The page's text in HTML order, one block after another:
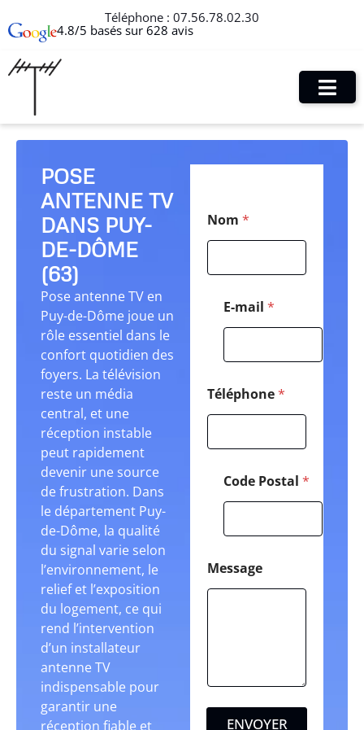
Téléphone : 07.56.78.02.30
4.8/5 basés sur 628 avis
POSE
ANTENNE TV
DANS PUY-
DE-DÔME
(63)
Pose antenne TV en
Puy-de-Dôme joue un
rôle essentiel dans le
confort quotidien des
foyers. La télévision
reste un média
central, et une
réception instable
peut rapidement
devenir une source
de frustration. Dans
le département Puy-
de-Dôme, la qualité
du signal varie selon
l’environnement, le
relief et l’exposition
du logement, ce qui
rend l’intervention
d’un installateur
antenne TV
indispensable pour
garantir une
réception fiable et
o
m
C
Nom *
E-mail *
Téléphone*
Code Postal *
Message
ENVOYER